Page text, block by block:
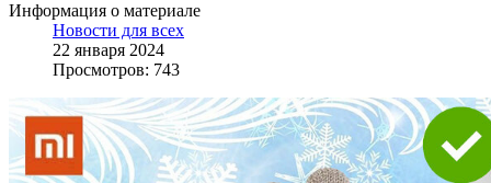
Информация о материале
Новости для всех
22 января 2024
Просмотров: 743